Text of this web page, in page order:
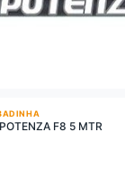
F8 5 MTR